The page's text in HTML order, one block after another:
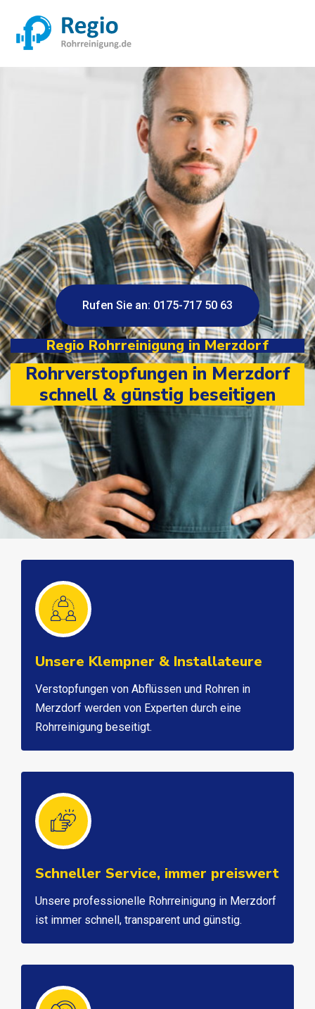
Rufen Sie an: 0175-717 50 63
Regio Rohrreinigung in Merzdorf
Rohrverstopfungen in Merzdorf
schnell & günstig beseitigen
Unsere Klempner & Installateure
Verstopfungen von Abflüssen und Rohren in
Merzdorf werden von Experten durch eine
Rohrreinigung beseitigt.
Schneller Service, immer preiswert
Unsere professionelle Rohrreinigung in Merzdorf
ist immer schnell, transparent und günstig.